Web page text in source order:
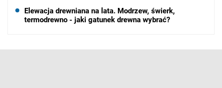
Elewacja drewniana na lata. Modrzew, świerk,
termodrewno - jaki gatunek drewna wybrać?